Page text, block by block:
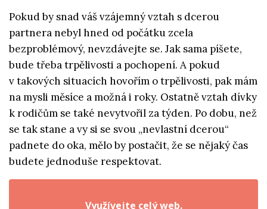
Pokud by snad váš vzájemný vztah s dcerou
partnera nebyl hned od počátku zcela
bezproblémový, nevzdávejte se. Jak sama píšete,
bude třeba trpělivosti a pochopení. A pokud
v takových situacích hovořím o trpělivosti, pak mám
na mysli měsíce a možná i roky. Ostatně vztah dívky
k rodičům se také nevytvořil za týden. Po dobu, než
se tak stane a vy si se svou „nevlastní dcerou“
padnete do oka, mělo by postačit, že se nějaký čas
budete jednoduše respektovat.
Využívejte celý web.